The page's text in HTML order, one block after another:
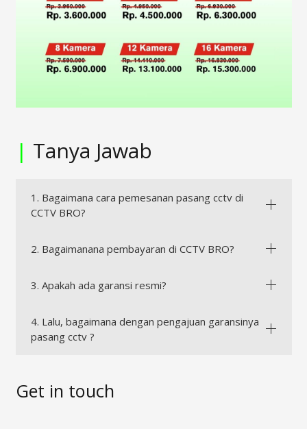
| Tanya Jawab
1. Bagaimana cara pemesanan pasang cctv di
CCTV BRO?
2. Bagaimanana pembayaran di CCTV BRO?
3. Apakah ada garansi resmi?
4. Lalu, bagaimana dengan pengajuan garansinya
pasang cctv ?
Get in touch